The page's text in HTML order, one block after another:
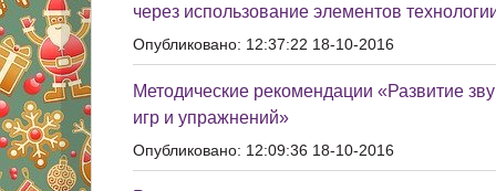
через использование элементов
Опубликовано: 12:37:22 18-10-2016
Методические рекомендации «Развитие
игр и упражнений»
Опубликовано: 12:09:36 18-10-2016